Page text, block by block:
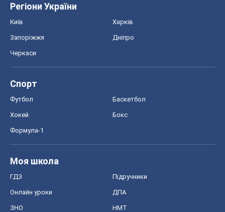
Регіони України
Київ Харків
Запоріжжя Дніпро
Черкаси
Спорт
Футбол Баскетбол
Хокей Бокс
Формула-1
Моя школа
ГДЗ Підручники
Онлайн уроки ДПА
ЗНО НМТ